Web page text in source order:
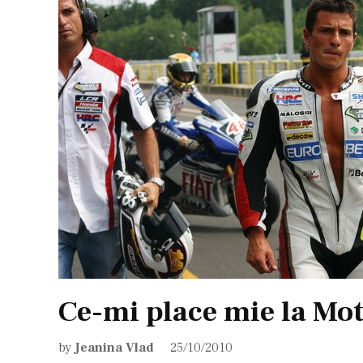
Ce-mi place mie la
by Jeanina Vlad 25/10/2010